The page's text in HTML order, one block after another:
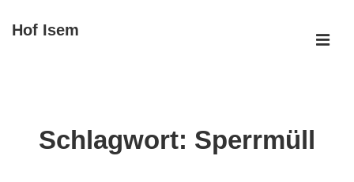
ZumHof Isem
Schlagwort: Sperrmüll